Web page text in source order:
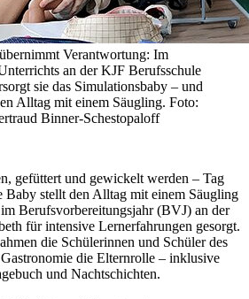
Verantwortung: Im
an der KJF Berufsschule
sie das Simulationsbaby – und
Alltag mit einem Säugling. Foto:
Binner-Schestopaloff
gefüttert und gewickelt werden – Tag
Baby stellt den Alltag mit einem Säugling
Berufsvorbereitungsjahr (BVJ) an der
für intensive Lernerfahrungen gesorgt.
die Schülerinnen und Schüler des
die Elternrolle – inklusive
und Nachtschichten.